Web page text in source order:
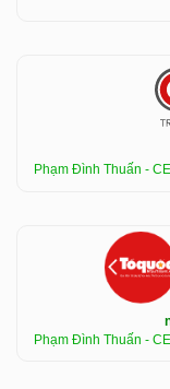
Phạm Đình Thuấn -
Phạm Đình Thuấn -